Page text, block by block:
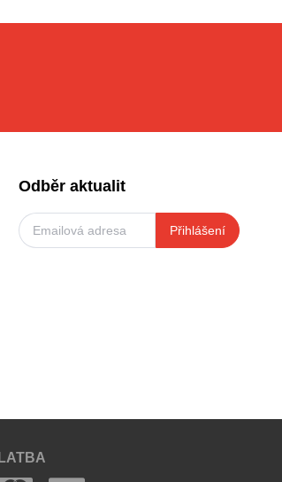
Odběr aktualit
Přihlášení